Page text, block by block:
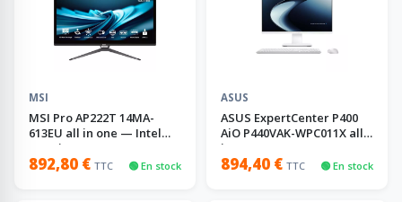
MSI
MSI Pro AP222T 14MA-
613EU all in one — Intel
Core i3, 8 Go
892,80 € TTC 🟢 En stock
ASUS
ASUS ExpertCenter P400
AiO P440VAK-WPC011X all
in one
894,40 € TTC 🟢 En stock